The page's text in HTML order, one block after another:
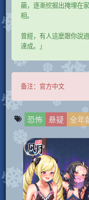
繭，逐漸挖掘出掩埋在
相。
曾經，有人這麼跟你說
達成。」
备注： 官方中文
恐怖 悬疑 全年